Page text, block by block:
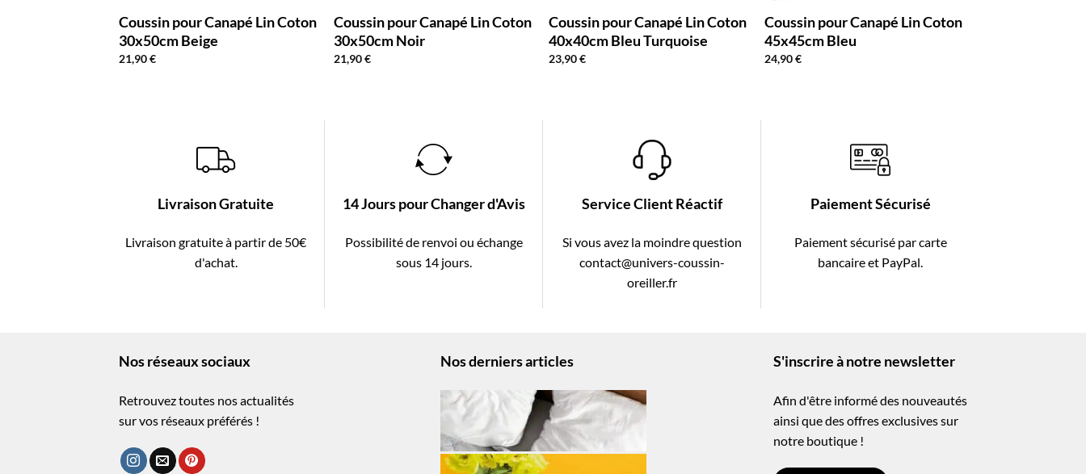
Coussin pour Canapé Lin Coton
30x50cm Beige
21,90€
Coussin pour Canapé Lin Coton
30x50cm Noir
21,90€
Coussin pour Canapé Lin Coton
40x40cm Bleu Turquoise
23,90€
Coussin pour Canapé Lin Coton
45x45cm Bleu
24,90€
Livraison Gratuite
Livraison gratuite à partir de 50€
d'achat.
14 Jours pour Changer d'Avis
Possibilité de renvoi ou échange
sous 14 jours.
Service Client Réactif
Si vous avez la moindre question
contact@univers-coussin-
oreiller.fr
Paiement Sécurisé
Paiement sécurisé par carte
bancaire et PayPal.
Nos réseaux sociaux
Retrouvez toutes nos actualités
sur vos réseaux préférés !
Nos derniers articles S'inscrire à notre newsletter
Afin d'être informé des nouveautés
ainsi que des offres exclusives sur
notre boutique !